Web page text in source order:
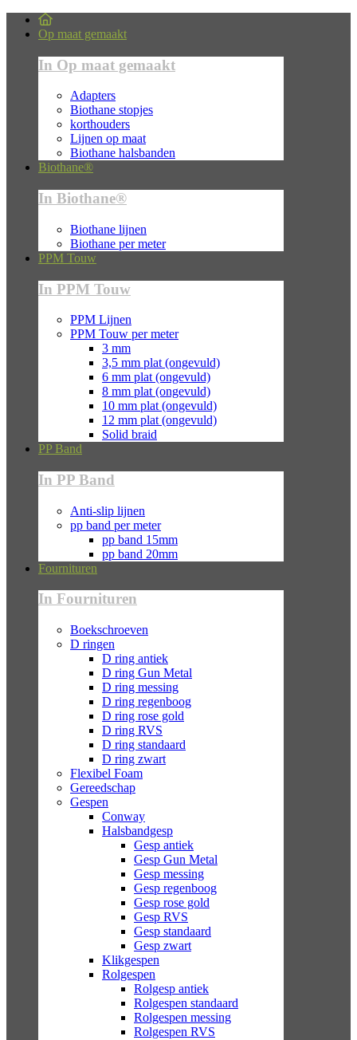
Op maat gemaakt
In Op maat gemaakt
Adapters
Biothane stopjes
korthouders
Lijnen op maat
Biothane halsbanden
Biothane®
In Biothane®
Biothane lijnen
Biothane per meter
PPM Touw
In PPM Touw
PPM Lijnen
PPM Touw per meter
3 mm
3,5 mm plat (ongevuld)
6 mm plat (ongevuld)
8 mm plat (ongevuld)
10 mm plat (ongevuld)
12 mm plat (ongevuld)
Solid braid
PP Band
In PP Band
Anti-slip lijnen
pp band per meter
pp band 15mm
pp band 20mm
Fournituren
In Fournituren
Boekschroeven
D ringen
D ring antiek
D ring Gun Metal
D ring messing
D ring regenboog
D ring rose gold
D ring RVS
D ring standaard
D ring zwart
Flexibel Foam
Gereedschap
Gespen
Conway
Halsbandgesp
Gesp antiek
Gesp Gun Metal
Gesp messing
Gesp regenboog
Gesp rose gold
Gesp RVS
Gesp standaard
Gesp zwart
Klikgespen
Rolgespen
Rolgesp antiek
Rolgespen standaard
Rolgespen messing
Rolgespen RVS